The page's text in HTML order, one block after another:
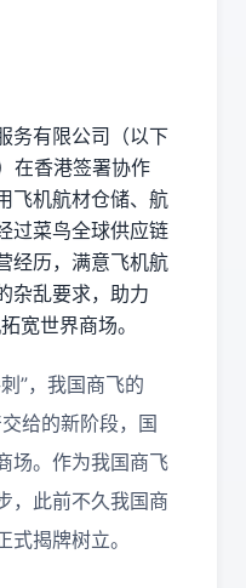
务有限公司（以下
在香港签署协作
飞机航材仓储、航
过菜鸟全球供应链
经历，满意飞机航
杂乱要求，助力
宽世界商场。
”，我国商飞的
给的新阶段，国
场。作为我国商飞
，此前不久我国商
揭牌树立。